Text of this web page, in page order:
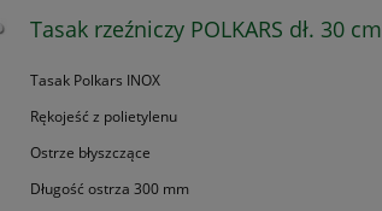
Tasak rzeźniczy POLKARS dł. 30 cm
Tasak Polkars INOX
Rękojeść z polietylenu
Ostrze błyszczące
Długość ostrza 300 mm